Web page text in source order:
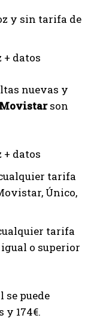
y sin tarifa de
+ datos
nuevas y
Movistarson
+ datos
tarifa
Único,
tarifa
o superior
puede
y 174€.